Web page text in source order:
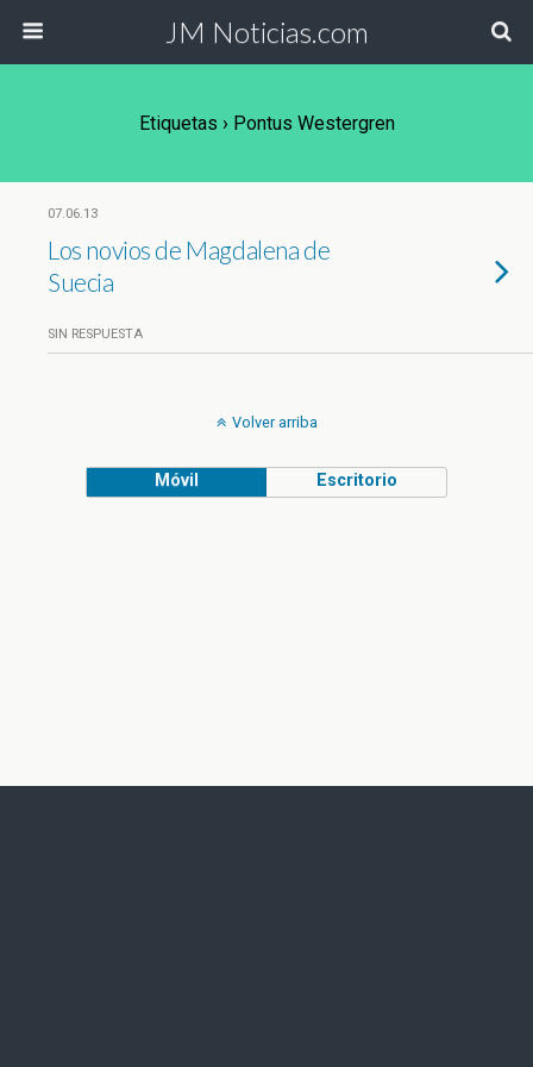
JM Noticias.com
Etiquetas › Pontus Westergren
07.06.13
Los novios de Magdalena de
Suecia
SIN RESPUESTA
Volver arriba
Móvil Escritorio